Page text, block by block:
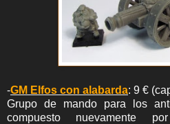
-GM Elfos con alabarda: 9 €
Grupo de mando para los
compuesto nuevamente